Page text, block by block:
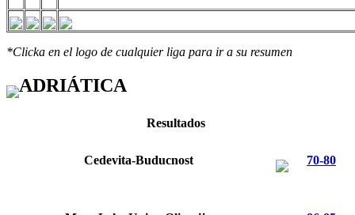
*Clicka en el logo de cualquier liga para ir a su resumen
ADRIÁTICA
Resultados
Cedevita-Buducnost 70-80